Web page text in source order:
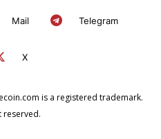
Mail Telegram
X
is a registered trademark.
reserved.